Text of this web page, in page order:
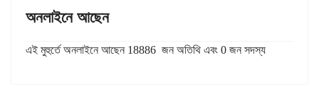
অনলাইনে আছেন
এই মুহুর্তে অনলাইনে আছেন 18886 জন অতিথি এবং 0 জন সদস্য